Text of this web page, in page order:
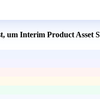
um Interim Product Asset